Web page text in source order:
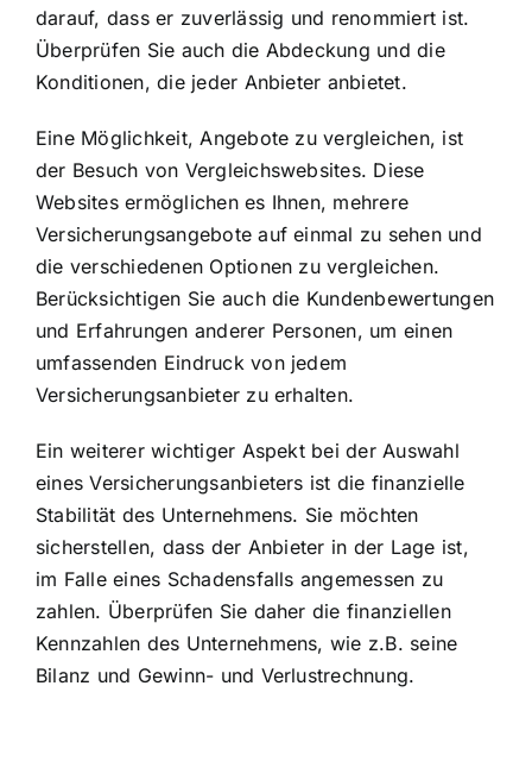
darauf, dass er zuverlässig und renommiert ist.
Überprüfen Sie auch die Abdeckung und die
Konditionen, die jeder Anbieter anbietet.
Eine Möglichkeit, Angebote zu vergleichen, ist
der Besuch von Vergleichswebsites. Diese
Websites ermöglichen es Ihnen, mehrere
Versicherungsangebote auf einmal zu sehen und
die verschiedenen Optionen zu vergleichen.
Berücksichtigen Sie auch die Kundenbewertungen
und Erfahrungen anderer Personen, um einen
umfassenden Eindruck von jedem
Versicherungsanbieter zu erhalten.
Ein weiterer wichtiger Aspekt bei der Auswahl
eines Versicherungsanbieters ist die finanzielle
Stabilität des Unternehmens. Sie möchten
sicherstellen, dass der Anbieter in der Lage ist,
im Falle eines Schadensfalls angemessen zu
zahlen. Überprüfen Sie daher die finanziellen
Kennzahlen des Unternehmens, wie z.B. seine
Bilanz und Gewinn- und Verlustrechnung.